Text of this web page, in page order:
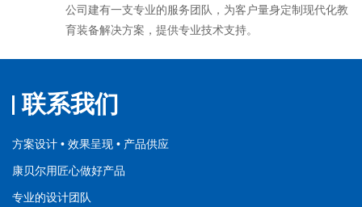
公司建有一支专业的服务团队，为客户量身定制现代化教
育装备解决方案，提供专业技术支持。
联系我们
方案设计 • 效果呈现 • 产品供应
康贝尔用匠心做好产品
专业的设计团队